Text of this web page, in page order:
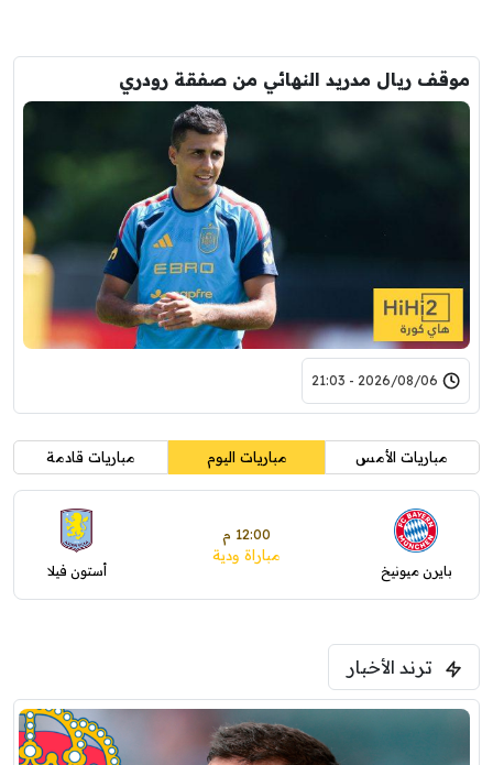
موقف ريال مدريد النهائي من صفقة رودري
2026/08/06 - 21:03
مباريات الأمس مباريات اليوم مباريات قادمة
بايرن ميونيخ
12:00 م
مباراة ودية
أستون فيلا
ترند الأخبار